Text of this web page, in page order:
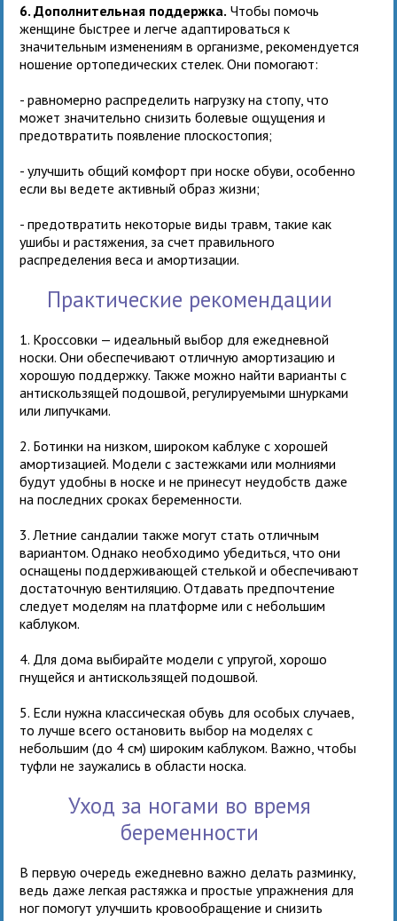
6. Дополнительная поддержка. Чтобы помочь
женщине быстрее и легче адаптироваться к
значительным изменениям в организме, рекомендуется
ношение ортопедических стелек. Они помогают:
- равномерно распределить нагрузку на стопу, что
может значительно снизить болевые ощущения и
предотвратить появление плоскостопия;
- улучшить общий комфорт при носке обуви, особенно
если вы ведете активный образ жизни;
- предотвратить некоторые виды травм, такие как
ушибы и растяжения, за счет правильного
распределения веса и амортизации.
Практические рекомендации
1. Кроссовки — идеальный выбор для ежедневной
носки. Они обеспечивают отличную амортизацию и
хорошую поддержку. Также можно найти варианты с
антискользящей подошвой, регулируемыми шнурками
или липучками.
2. Ботинки на низком, широком каблуке с хорошей
амортизацией. Модели с застежками или молниями
будут удобны в носке и не принесут неудобств даже
на последних сроках беременности.
3. Летние сандалии также могут стать отличным
вариантом. Однако необходимо убедиться, что они
оснащены поддерживающей стелькой и обеспечивают
достаточную вентиляцию. Отдавать предпочтение
следует моделям на платформе или с небольшим
каблуком.
4. Для дома выбирайте модели с упругой, хорошо
гнущейся и антискользящей подошвой.
5. Если нужна классическая обувь для особых случаев,
то лучше всего остановить выбор на моделях с
небольшим (до 4 см) широким каблуком. Важно, чтобы
туфли не заужались в области носка.
Уход за ногами во время
беременности
В первую очередь ежедневно важно делать разминку,
ведь даже легкая растяжка и простые упражнения для
ног помогут улучшить кровообращение и снизить